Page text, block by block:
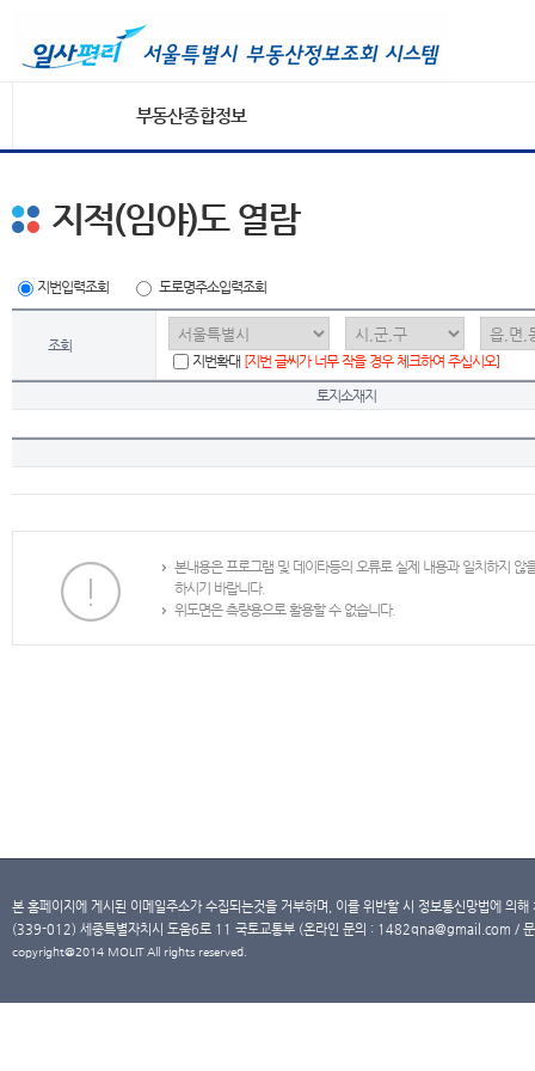
부동산종합정보
지적(임야)도 열람
지번입력조회 도로명주소입력조회
조회
지번확대 [지번 글씨가 너무 작을 경우 체크하여 주십시오]
토지소재지
본내용은 프로그램 및 데이타등의 오류로 실제 내용과 일치하지
하시기 바랍니다.
위도면은 측량용으로 활용할 수 없습니다.
본 홈페이지에 게시된 이메일주소가 수집되는것을 거부하며, 이를 위반할 시 정보통신망법에 의
(339-012) 세종특별자치시 도움6로 11 국토교통부 (온라인 문의 : 1482qna@gmail.com /
copyright@2014 MOLIT All rights reserved.